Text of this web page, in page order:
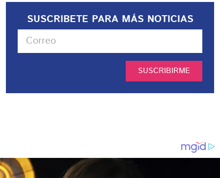
SUSCRIBETE PARA MÁS NOTICIAS
SUSCRIBIRME